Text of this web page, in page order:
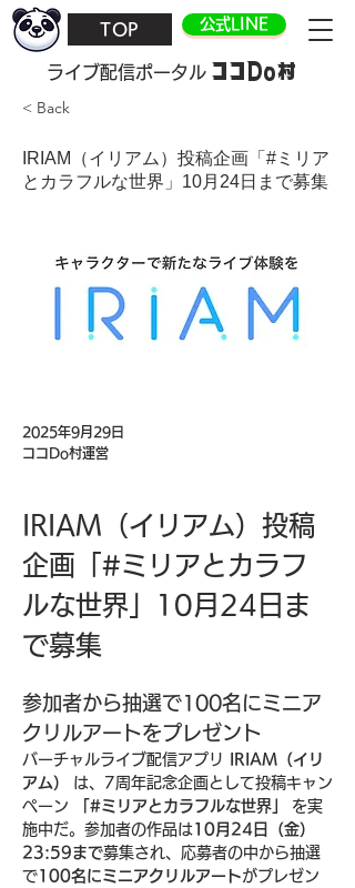
TOP 公式LINE
​ライブ配信ポータル ココDo村
< Back
IRIAM（イリアム）投稿企画「#ミリア
とカラフルな世界」10月24日まで募集
2025年9月29日
ココDo村運営
IRIAM（イリアム）投稿
企画「#ミリアとカラフ
ルな世界」10月24日ま
で募集
参加者から抽選で100名にミニア
クリルアートをプレゼント
バーチャルライブ配信アプリ
IRIAM（イリ
アム）
は、7周年記念企画として投稿キャン
ペーン
「#ミリアとカラフルな世界」
を実
施中だ。参加者の作品は 10月24日（金）
23:59まで募集され、応募者の中から抽選
で100名にミニアクリルアートがプレゼン